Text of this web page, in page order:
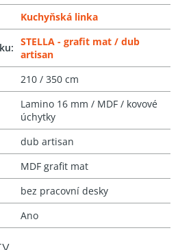
Kuchyňská linka
: STELLA - grafit mat / dub
artisan
210 / 350 cm
Lamino 16 mm / MDF / kovové
úchytky
dub artisan
MDF grafit mat
bez pracovní desky
Ano